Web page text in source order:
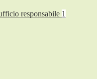
responsabile 1